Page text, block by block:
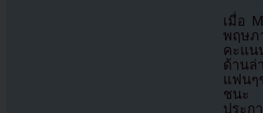
เมื่อ
พฤษ
คะแน
ด้านล่
แฟนๆ
ชนะ
ประก